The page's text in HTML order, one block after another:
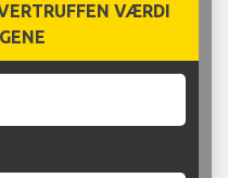
VÆRDI